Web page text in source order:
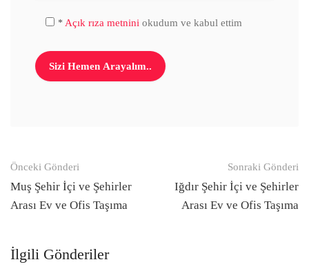
* Açık rıza metnini okudum ve kabul ettim
Gönderi
navigasyonu
Önceki Gönderi
Muş Şehir İçi ve Şehirler
Arası Ev ve Ofis Taşıma
Sonraki Gönderi
Iğdır Şehir İçi ve Şehirler
Arası Ev ve Ofis Taşıma
İlgili Gönderiler